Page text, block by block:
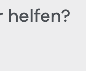
helfen?